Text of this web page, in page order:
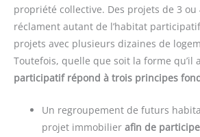
propriété collective. Des projets de 3 ou
réclament autant de l’habitat
projets avec plusieurs dizaines de
Toutefois, quelle que soit la forme qu’il
participatif répond à trois principes
Un regroupement de futurs
projet immobilierafin de